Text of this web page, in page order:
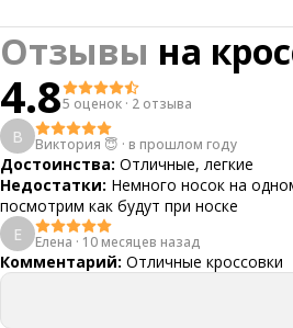
Отзывы на
4.85 оценок · 2 отзыва
В Виктория 😇 · в прошлом году
Достоинства: Отличные, легкие
Недостатки: Немного носок на
посмотрим как будут при носке
Е
Елена · 10 месяцев назад
Комментарий: Отличные кроссовки